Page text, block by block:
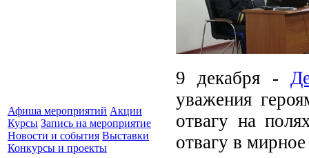
Афиша мероприятий Акции
Курсы Запись на мероприятие
Новости и события Выставки
Конкурсы и проекты
9 декабря -
уважения
отвагу на
отвагу в